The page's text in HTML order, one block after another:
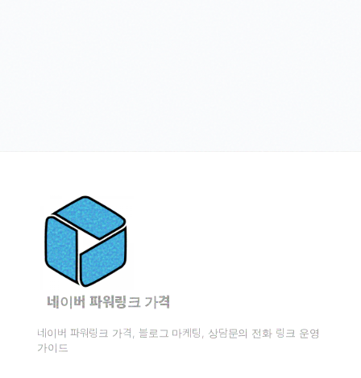
네이버 파워링크 가격
네이버 파워링크 가격, 블로그 마케팅, 상담문의 전화 링크 운영
가이드